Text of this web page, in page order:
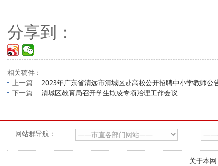
分享到：
相关稿件：
上一篇： 2023年广东省清远市清城区赴高校公开招聘中小学教师公
下一篇： 清城区教育局召开学生欺凌专项治理工作会议
网站群导航：
关于本网